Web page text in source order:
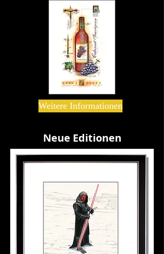
Weitere Informationen
Neue Editionen